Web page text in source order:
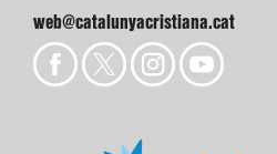
web@catalunyacristiana.cat